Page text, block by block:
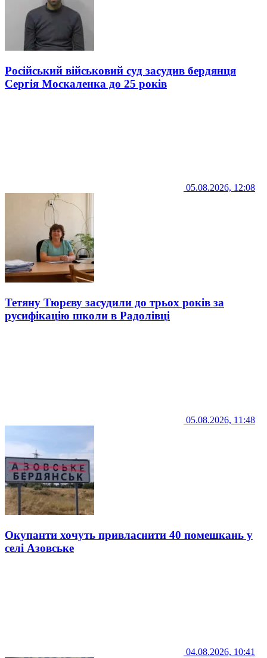
Російський військовий суд засудив бердянця
Сергія Москаленка до 25 років
05.08.2026, 12:08
Тетяну Тюрєву засудили до трьох років за
русифікацію школи в Радолівці
05.08.2026, 11:48
Окупанти хочуть привласнити 40 помешкань у
селі Азовське
04.08.2026, 10:41